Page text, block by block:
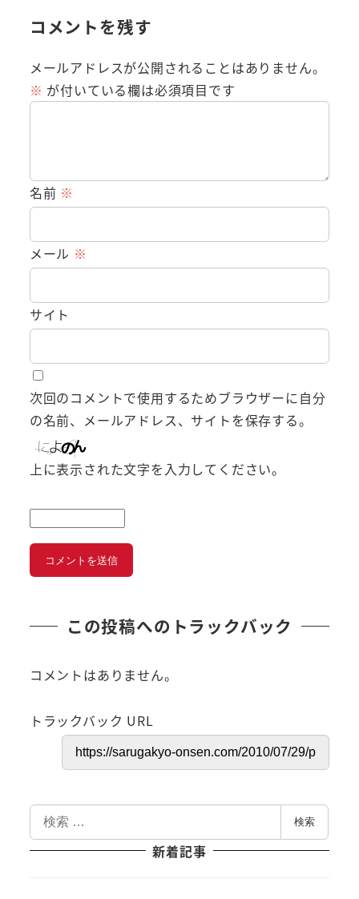
コメントを残す
メールアドレスが公開されることはありません。
※ が付いている欄は必須項目です
名前 ※
メール ※
サイト
次回のコメントで使用するためブラウザーに自分
の名前、メールアドレス、サイトを保存する。
上に表示された文字を入力してください。
この投稿へのトラックバック
コメントはありません。
トラックバック URL
検
索
検索
新着記事